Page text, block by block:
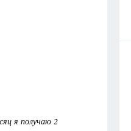
я получаю 2